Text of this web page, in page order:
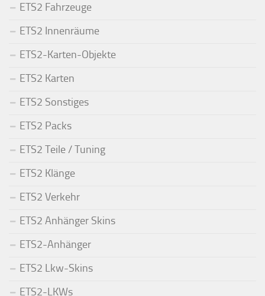
ETS2 Fahrzeuge
ETS2 Innenräume
ETS2-Karten-Objekte
ETS2 Karten
ETS2 Sonstiges
ETS2 Packs
ETS2 Teile / Tuning
ETS2 Klänge
ETS2 Verkehr
ETS2 Anhänger Skins
ETS2-Anhänger
ETS2 Lkw-Skins
ETS2-LKWs